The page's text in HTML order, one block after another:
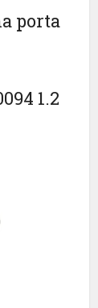
porta
1.2